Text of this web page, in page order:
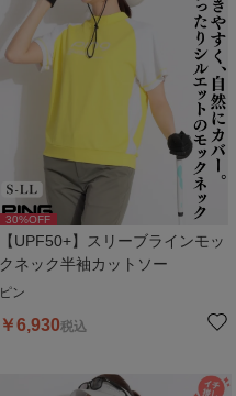
30%OFF
【UPF50+】スリーブラインモッ
クネック半袖カットソー
ピン
￥6,930税込